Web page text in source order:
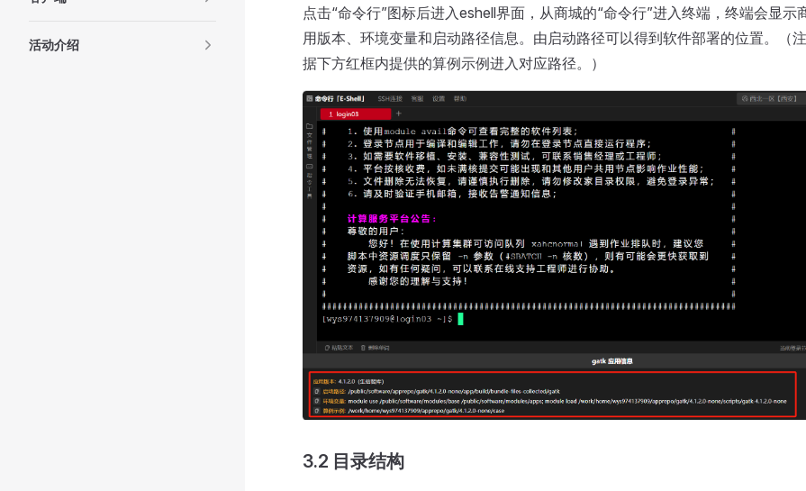
活动介绍
点击“命令行”图标后进入eshell界面，从商城的“命令行”进入终端，终端会显示
用版本、环境变量和启动路径信息。由启动路径可以得到软件部署的位置。（
据下方红框内提供的算例示例进入对应路径。）
3.2 目录结构